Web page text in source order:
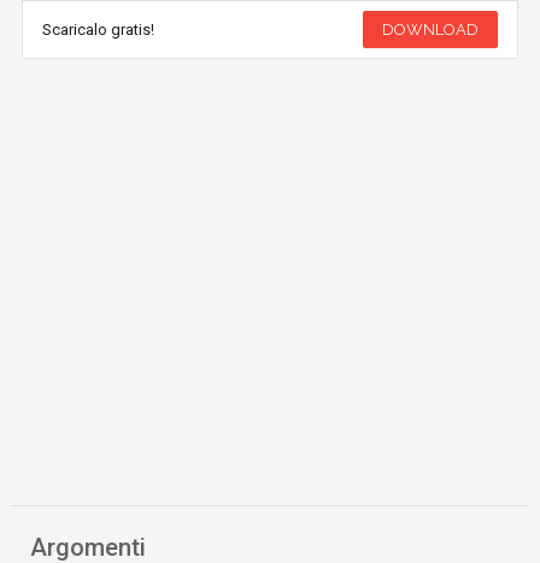
Scaricalo gratis! DOWNLOAD
Argomenti